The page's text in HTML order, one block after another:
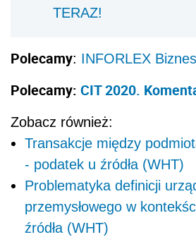
TERAZ!
Polecamy: INFORLEX Biznes
Polecamy: CIT 2020.
Zobacz również:
Transakcje między
- podatek u źródła (WHT)
Problematyka definicji
przemysłowego w
źródła (WHT)